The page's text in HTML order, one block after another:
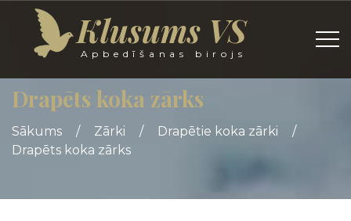
Klusums VS
Apbedīšanas birojs
Drapēts koka zārks
Sākums / Zārki / Drapētie koka zārki
/
Drapēts koka zārks